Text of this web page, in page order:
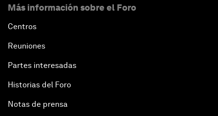
Más información sobre el Foro
Centros
Reuniones
Partes interesadas
Historias del Foro
Notas de prensa